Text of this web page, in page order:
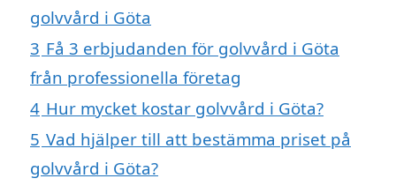
golvvård i Göta
3 Få 3 erbjudanden för golvvård i Göta
från professionella företag
4 Hur mycket kostar golvvård i Göta?
5 Vad hjälper till att bestämma priset på
golvvård i Göta?